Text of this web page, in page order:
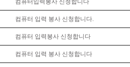
컴퓨터입력봉사 신청합니다
컴퓨터 입력 봉사 신청합니다.
컴퓨터 입력봉사 신청합니다
컴퓨터 입력 봉사 신청합니다